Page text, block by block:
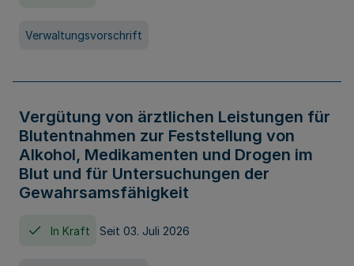
Verwaltungsvorschrift
Vergütung von ärztlichen Leistungen für
Blutentnahmen zur Feststellung von
Alkohol, Medikamenten und Drogen im
Blut und für Untersuchungen der
Gewahrsamsfähigkeit
In Kraft Seit 03. Juli 2026